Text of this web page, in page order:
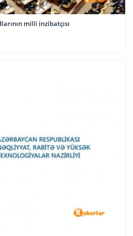
milli inzibatçısı